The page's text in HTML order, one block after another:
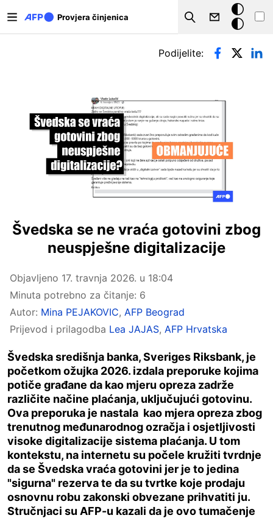
Provjera činjenica
Search
Tamna
pozadina
Primarne oznake
Podijelite:
Švedska se ne vraća gotovini zbog
neuspješne digitalizacije
Objavljeno 17. travnja 2026. u 18:04
Minuta potrebno za čitanje: 6
Autor: Mina PEJAKOVIC, AFP Beograd
Prijevod i prilagodba Lea JAJAS, AFP Hrvatska
Švedska središnja banka, Sveriges Riksbank, je
početkom ožujka 2026. izdala preporuke kojima
potiče građane da kao mjeru opreza zadrže
različite načine plaćanja, uključujući gotovinu.
Ova preporuka je nastala kao mjera opreza zbog
trenutnog međunarodnog ozračja i osjetljivosti
visoke digitalizacije sistema plaćanja. U tom
kontekstu, na internetu su počele kružiti tvrdnje
da se Švedska vraća gotovini jer je to jedina
"sigurna" rezerva te da su tvrtke koje prodaju
osnovnu robu zakonski obvezane prihvatiti ju.
Stručnjaci su AFP-u kazali da je ovo tumačenje